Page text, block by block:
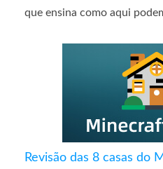
que ensina como aqui
Revisão das 8 casas do